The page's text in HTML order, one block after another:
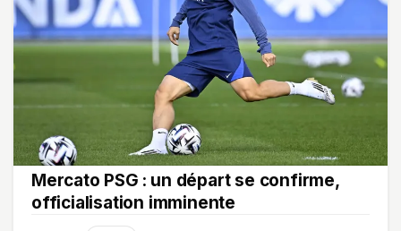
Mercato PSG : un départ se confirme,
officialisation imminente